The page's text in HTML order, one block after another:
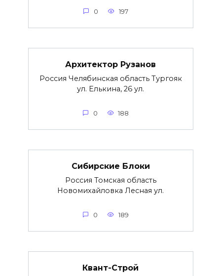
0 197
Архитектор Рузанов
Россия Челябинская область Тургояк
ул. Елькина, 26 ул.
0 188
Сибирские Блоки
Россия Томская область
Новомихайловка Лесная ул.
0 189
Квант-Строй